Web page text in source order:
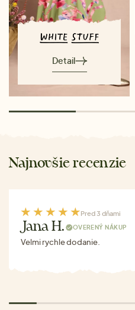
Detail
Najnovšie recenzie
Pred 3 dňami
Jana H. OVERENÝ NÁKUP
Velmi rychle dodanie.